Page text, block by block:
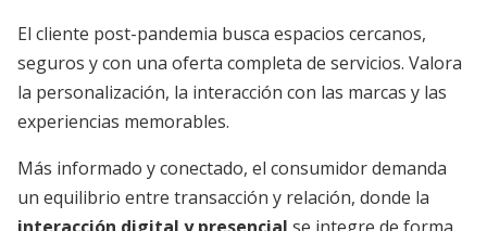
El cliente post-pandemia busca espacios cercanos,
seguros y con una oferta completa de servicios. Valora
la personalización, la interacción con las marcas y las
experiencias memorables.
Más informado y conectado, el consumidor demanda
un equilibrio entre transacción y relación, donde la